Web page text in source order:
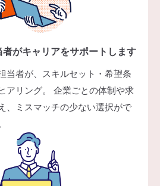
者がキャリアをサポートします
当者が、スキルセット・希望条
アリング。 企業ごとの体制や求
、ミスマッチの少ない選択がで